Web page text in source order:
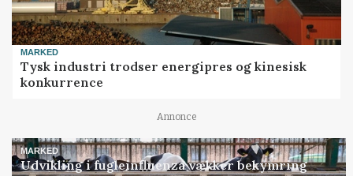
MARKED
Tysk industri trodser energipres og kinesisk
konkurrence
Annonce
MARKED
Udvikling i fugleinfluenza vækker bekymring